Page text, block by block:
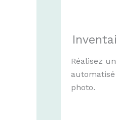
Réalisez
photo.